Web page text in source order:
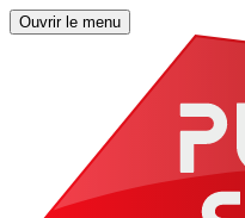
Ouvrir le menu